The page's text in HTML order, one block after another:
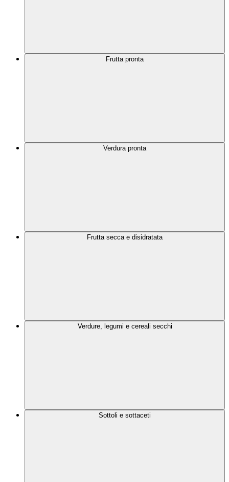
Frutta pronta
Verdura pronta
Frutta secca e disidratata
Verdure, legumi e cereali secchi
Sottoli e sottaceti